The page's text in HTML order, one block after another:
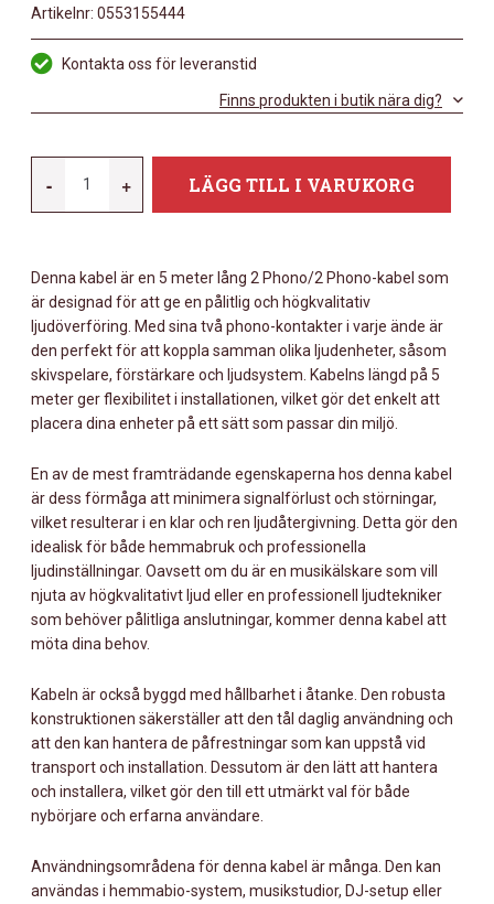
Artikelnr: 0553155444
Kontakta oss för leveranstid
Finns produkten i butik nära dig?
-
RCA
HANE
-
2
X
RCA
5
METER
MÄNGD
+ LÄGG TILL I VARUKORG
Denna kabel är en 5 meter lång 2 Phono/2 Phono-kabel som
är designad för att ge en pålitlig och högkvalitativ
ljudöverföring. Med sina två phono-kontakter i varje ände är
den perfekt för att koppla samman olika ljudenheter, såsom
skivspelare, förstärkare och ljudsystem. Kabelns längd på 5
meter ger flexibilitet i installationen, vilket gör det enkelt att
placera dina enheter på ett sätt som passar din miljö.
En av de mest framträdande egenskaperna hos denna kabel
är dess förmåga att minimera signalförlust och störningar,
vilket resulterar i en klar och ren ljudåtergivning. Detta gör den
idealisk för både hemmabruk och professionella
ljudinställningar. Oavsett om du är en musikälskare som vill
njuta av högkvalitativt ljud eller en professionell ljudtekniker
som behöver pålitliga anslutningar, kommer denna kabel att
möta dina behov.
Kabeln är också byggd med hållbarhet i åtanke. Den robusta
konstruktionen säkerställer att den tål daglig användning och
att den kan hantera de påfrestningar som kan uppstå vid
transport och installation. Dessutom är den lätt att hantera
och installera, vilket gör den till ett utmärkt val för både
nybörjare och erfarna användare.
Användningsområdena för denna kabel är många. Den kan
användas i hemmabio-system, musikstudior, DJ-setup eller